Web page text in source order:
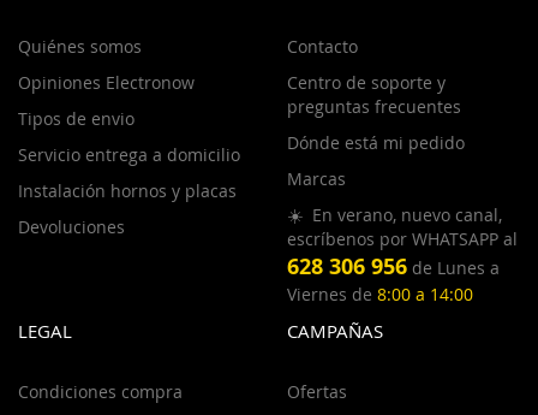
Quiénes somos
Opiniones Electronow
Tipos de envio
Servicio entrega a domicilio
Instalación hornos y placas
Devoluciones
Contacto
Centro de soporte y
preguntas frecuentes
Dónde está mi pedido
Marcas
☀️ En verano, nuevo canal,
escríbenos por WHATSAPP al
628 306 956 de Lunes a
Viernes de 8:00 a 14:00
LEGAL
Condiciones compra
CAMPAÑAS
Ofertas